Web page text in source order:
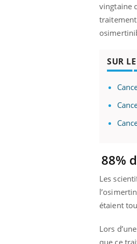
vingtaine
SUR
88%
Les
étaient
Lors
que ce